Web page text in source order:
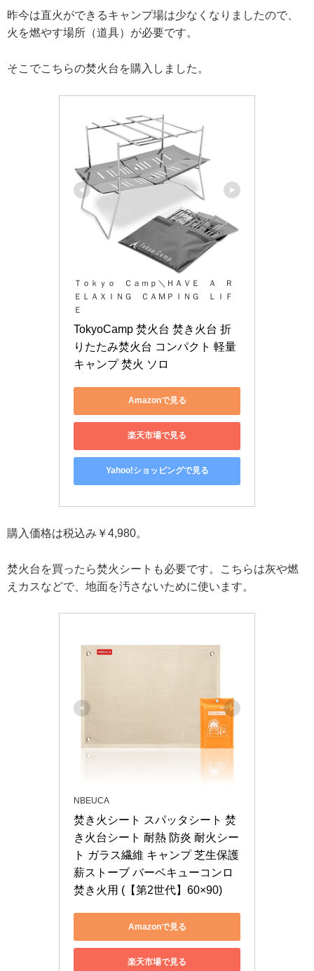
昨今は直火ができるキャンプ場は少なくなりましたので、
火を燃やす場所（道具）が必要です。
そこでこちらの焚火台を購入しました。
Ｔｏｋｙｏ Ｃａｍｐ＼ＨＡＶＥ Ａ Ｒ
ＥＬＡＸＩＮＧ ＣＡＭＰＩＮＧ ＬＩＦ
Ｅ
TokyoCamp 焚火台 焚き火台 折
りたたみ焚火台 コンパクト 軽量
キャンプ 焚火 ソロ
Amazonで見る
楽天市場で見る
Yahoo!ショッピングで見る
購入価格は税込み￥4,980。
焚火台を買ったら焚火シートも必要です。こちらは灰や燃
えカスなどで、地面を汚さないために使います。
NBEUCA
焚き火シート スパッタシート 焚
き火台シート 耐熱 防炎 耐火シー
ト ガラス繊維 キャンプ 芝生保護
薪ストーブ バーベキューコンロ
焚き火用 (【第2世代】60×90)
Amazonで見る
楽天市場で見る